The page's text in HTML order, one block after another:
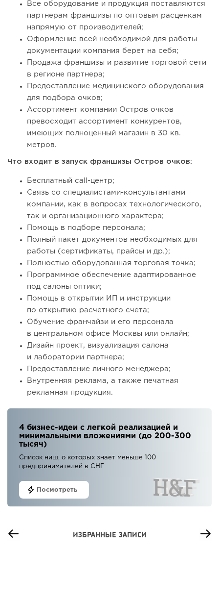
Все оборудование и продукция поставляются
партнерам франшизы по оптовым расценкам
напрямую от производителей;
Оформление всей необходимой для работы
документации компания берет на себя;
Продажа франшизы и развитие торговой сети
в регионе партнера;
Предоставление медицинского оборудования
для подбора очков;
Ассортимент компании Остров очков
превосходит ассортимент конкурентов,
имеющих полноценный магазин в 30 кв.
метров.
Что входит в запуск франшизы Остров очков:
Бесплатный call-центр;
Связь со специалистами-консультантами
компании, как в вопросах технологического,
так и организационного характера;
Помощь в подборе персонала;
Полный пакет документов необходимых для
работы (сертификаты, прайсы и др.);
Полностью оборудованная торговая точка;
Программное обеспечение адаптированное
под салоны оптики;
Помощь в открытии ИП и инструкции
по открытию расчетного счета;
Обучение франчайзи и его персонала
в центральном офисе Москвы или онлайн;
Дизайн проект, визуализация салона
и лаборатории партнера;
Предоставление личного менеджера;
Внутренняя реклама, а также печатная
рекламная продукция.
4 бизнес-идеи с легкой реализацией и
минимальными вложениями (до 200-300
тысяч)
Список ниш, о которых знает меньше 100
предпринимателей в СНГ
Посмотреть
ИЗБРАННЫЕ ЗАПИСИ